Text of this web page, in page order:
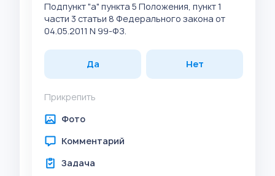
Подпункт "а" пункта 5 Положения, пункт 1
части 3 статьи 8 Федерального закона от
04.05.2011 N 99-ФЗ.
Да Нет
Прикрепить
Фото
Комментарий
Задача